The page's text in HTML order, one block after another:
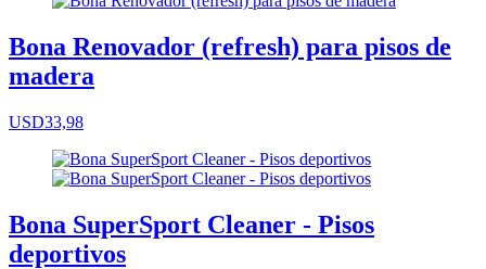
Bona Renovador (refresh) para pisos de
madera
USD33,98
Bona SuperSport Cleaner - Pisos
deportivos